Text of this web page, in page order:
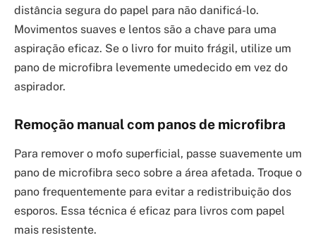
distância segura do papel para não danificá-lo.
Movimentos suaves e lentos são a chave para uma
aspiração eficaz. Se o livro for muito frágil, utilize um
pano de microfibra levemente umedecido em vez do
aspirador.
Remoção manual com panos de microfibra
Para remover o mofo superficial, passe suavemente um
pano de microfibra seco sobre a área afetada. Troque o
pano frequentemente para evitar a redistribuição dos
esporos. Essa técnica é eficaz para livros com papel
mais resistente.